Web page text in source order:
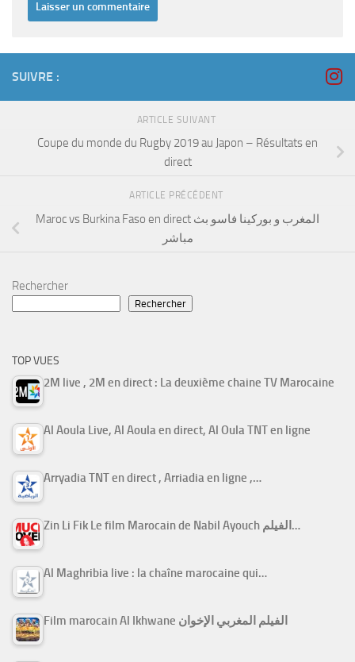
SUIVRE :
ARTICLE SUIVANT
Coupe du monde du Rugby 2019 au Japon – Résultats en
direct
ARTICLE PRÉCÉDENT
Maroc vs Burkina Faso en direct المغرب و بوركينا فاسو بث
مباشر
Rechercher
Rechercher
TOP VUES
2M live , 2M en direct : La deuxième chaine TV Marocaine
Al Aoula Live, Al Aoula en direct, Al Oula TNT en ligne
Arryadia TNT en direct , Arriadia en ligne ,…
Zin Li Fik Le film Marocain de Nabil Ayouch الفيلم…
Al Maghribia live : la chaîne marocaine qui…
Film marocain Al Ikhwane الفيلم المغربي الإخوان